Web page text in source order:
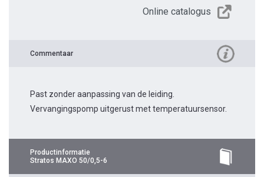
Online catalogus
Commentaar
Past zonder aanpassing van de leiding.
Vervangingspomp uitgerust met temperatuursensor.
Productinformatie
Stratos MAXO 50/0,5-6